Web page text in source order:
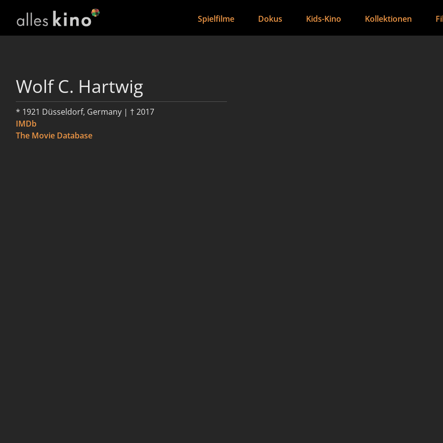
Spielfilme Dokus Kids-Kino Kollektionen
Wolf C. Hartwig
* 1921 Düsseldorf, Germany | † 2017
IMDb
The Movie Database